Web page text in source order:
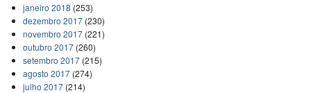
janeiro 2018 (253)
dezembro 2017(230)
novembro 2017(221)
outubro 2017(260)
setembro 2017(215)
agosto 2017(274)
julho 2017(214)